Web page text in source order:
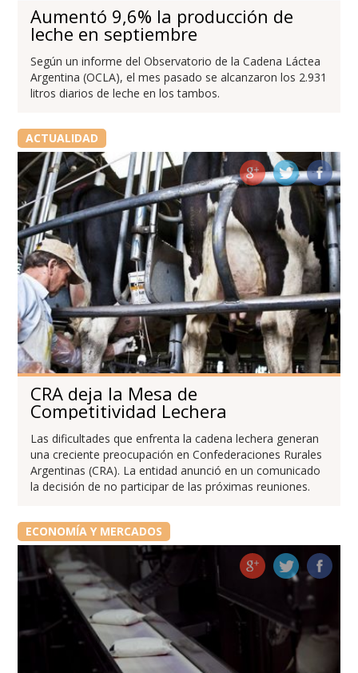
Aumentó 9,6% la producción de
leche en septiembre
Según un informe del Observatorio de la Cadena Láctea
Argentina (OCLA), el mes pasado se alcanzaron los 2.931
litros diarios de leche en los tambos.
ACTUALIDAD
CRA deja la Mesa de
Competitividad Lechera
Las dificultades que enfrenta la cadena lechera generan
una creciente preocupación en Confederaciones Rurales
Argentinas (CRA). La entidad anunció en un comunicado
la decisión de no participar de las próximas reuniones.
ECONOMÍA Y MERCADOS